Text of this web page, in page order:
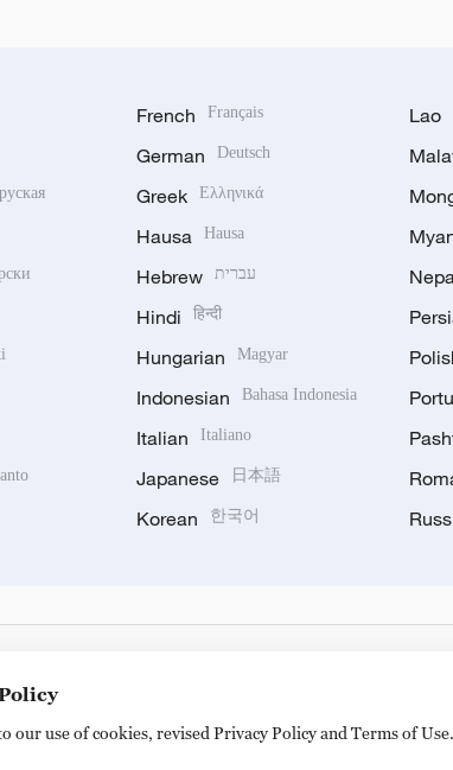
French Français
German Deutsch
Greek Ελληνικά
Hausa Hausa
Hebrew עברית
Hindi हिन्दी
Hungarian Magyar
Indonesian Bahasa Indonesia
Italian Italiano
Japanese 日本語
Korean 한국어
Lao
our use of cookies, revised Privacy Policy and Terms of